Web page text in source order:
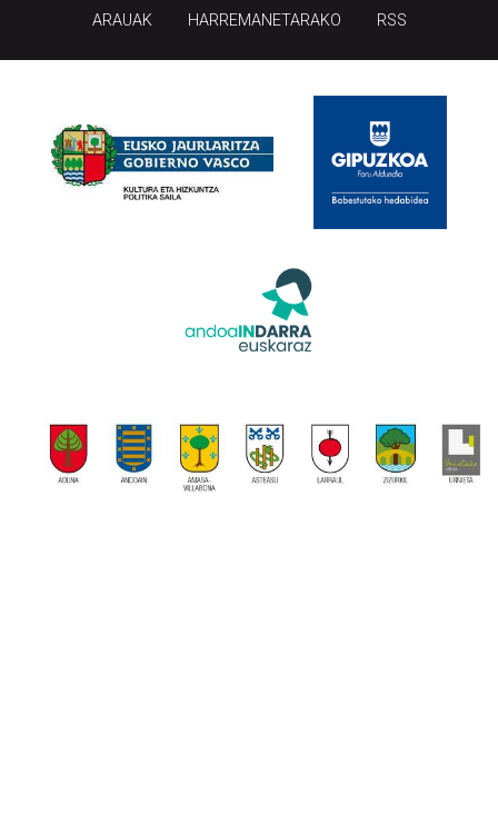
ARAUAK HARREMANETARAKO RSS